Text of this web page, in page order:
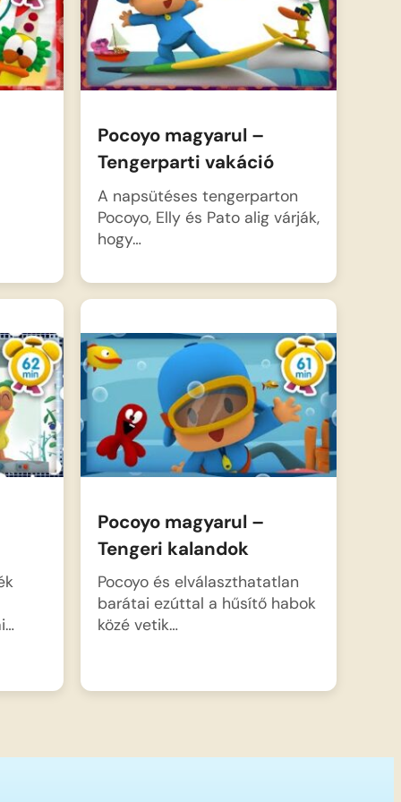
Pocoyo magyarul –
Tengerparti vakáció
A napsütéses tengerparton
Pocoyo, Elly és Pato alig várják,
hogy…
Pocoyo magyarul –
Tengeri kalandok
Pocoyo és elválaszthatatlan
barátai ezúttal a hűsítő habok
közé vetik…